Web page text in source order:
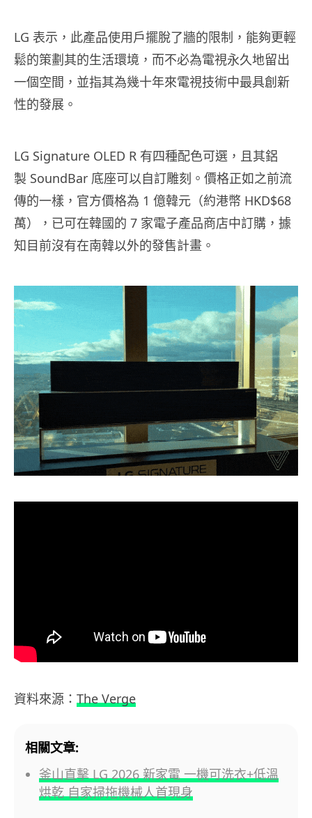
LG 表示，此產品使用戶擺脫了牆的限制，能夠更輕
鬆的策劃其的生活環境，而不必為電視永久地留出
一個空間，並指其為幾十年來電視技術中最具創新
性的發展。
LG Signature OLED R 有四種配色可選，且其鋁
製 SoundBar 底座可以自訂雕刻。價格正如之前流
傳的一樣，官方價格為 1 億韓元（約港幣 HKD$68
萬），已可在韓國的 7 家電子產品商店中訂購，據
知目前沒有在南韓以外的發售計畫。
資料來源： The Verge
相關文章:
釜山直擊 LG 2026 新家電 一機可洗衣+低溫
烘乾 自家掃拖機械人首現身